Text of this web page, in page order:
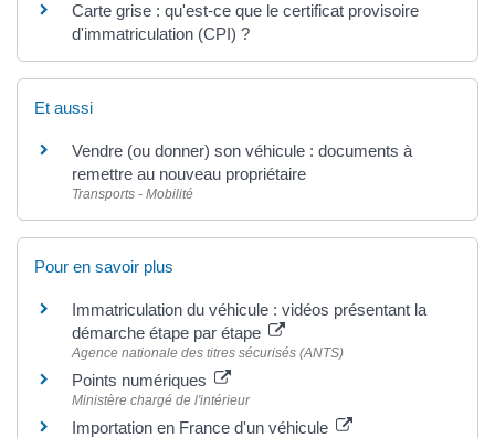
Carte grise : qu'est-ce que le certificat provisoire
d'immatriculation (CPI) ?
Et aussi
Vendre (ou donner) son véhicule : documents à
remettre au nouveau propriétaire
Transports - Mobilité
Pour en savoir plus
Immatriculation du véhicule : vidéos présentant la
démarche étape par étape
Agence nationale des titres sécurisés (ANTS)
Points numériques
Ministère chargé de l'intérieur
Importation en France d'un véhicule